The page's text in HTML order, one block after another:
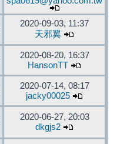
2020-09-03, 11:37
天邪翼
2020-08-20, 16:37
HansonTT
2020-07-14, 08:17
jacky00025
2020-06-27, 20:03
dkgjs2